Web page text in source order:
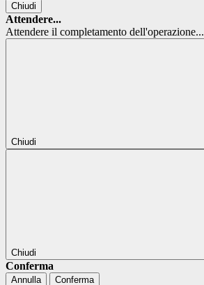
Chiudi
Attendere...
Attendere il completamento dell'operazione...
Chiudi
Chiudi
Conferma
Annulla Conferma